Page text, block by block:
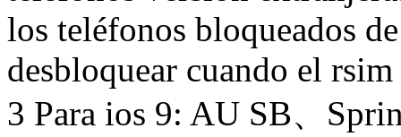
los teléfonos bloqueados
desbloquear cuando el
3 Para ios 9: AU SB、